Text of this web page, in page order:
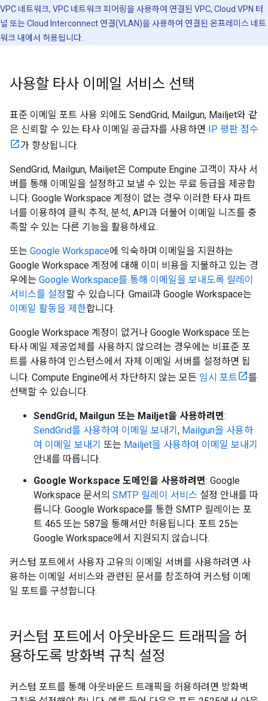
VPC 네트워크, VPC 네트워크 피어링을 사용하여 연결된 VPC, Cloud VPN 터
널 또는 Cloud Interconnect 연결(VLAN)을 사용하여 연결된 온프레미스 네트
워크 내에서 허용됩니다.
사용할 타사 이메일 서비스 선택
표준 이메일 포트 사용 외에도 SendGrid, Mailgun, Mailjet와 같
은 신뢰할 수 있는 타사 이메일 공급자를 사용하면 IP 평판 점수
가 향상됩니다.
SendGrid, Mailgun, Mailjet은 Compute Engine 고객이 자사 서
버를 통해 이메일을 설정하고 보낼 수 있는 무료 등급을 제공합
니다. Google Workspace 계정이 없는 경우 이러한 타사 파트
너를 이용하여 클릭 추적, 분석, API과 더불어 이메일 니즈를 충
족할 수 있는 다른 기능을 활용하세요.
또는 Google Workspace에 익숙하며 이메일을 지원하는
Google Workspace 계정에 대해 이미 비용을 지불하고 있는 경
우에는 Google Workspace를 통해 이메일을 보내도록 릴레이
서비스를 설정할 수 있습니다. Gmail과 Google Workspace는
이메일 활동을 제한합니다.
Google Workspace 계정이 없거나 Google Workspace 또는
타사 메일 제공업체를 사용하지 않으려는 경우에는 비표준 포
트를 사용하여 인스턴스에서 자체 이메일 서버를 설정하면 됩
니다. Compute Engine에서 차단하지 않는 모든 임시 포트
를
선택할 수 있습니다.
SendGrid, Mailgun 또는 Mailjet을 사용하려면:
SendGrid를 사용하여 이메일 보내기 , Mailgun을 사용하
여 이메일 보내기 또는 Mailjet을 사용하여 이메일 보내기
안내를 따릅니다.
Google Workspace 도메인을 사용하려면: Google
Workspace 문서의 SMTP 릴레이 서비스 설정 안내를 따
릅니다. Google Workspace를 통한 SMTP 릴레이는 포
트 465 또는 587을 통해서만 허용됩니다. 포트 25는
Google Workspace에서 지원되지 않습니다.
커스텀 포트에서 사용자 고유의 이메일 서버를 사용하려면 사
용하는 이메일 서비스와 관련된 문서를 참조하여 커스텀 이메
일 포트를 구성합니다.
커스텀 포트에서 아웃바운드 트래픽을 허
용하도록 방화벽 규칙 설정
커스텀 포트를 통해 아웃바운드 트래픽을 허용하려면 방화벽